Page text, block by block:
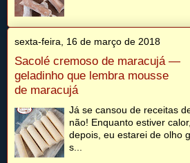
sexta-feira, 16 de março de 2018
Sacolé cremoso de maracujá —
geladinho que lembra mousse
de maracujá
Já se cansou de receitas
não! Enquanto estiver
depois, eu estarei de olho
s...